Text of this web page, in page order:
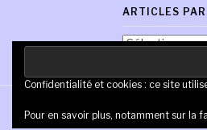
ARTICLES
Articles
dates
Copyright © AM
Confidentialité et cookies : ce site
Pour en savoir plus, notamment sur la